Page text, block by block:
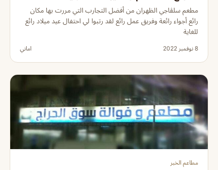
مطعم سلڤاجي الظهران من أفضل التجارب التي مررت بها مكان
رائع أجواء رائعة وفريق عمل رائع لقد رتبوا لي احتفال عيد ميلاد رائع
للغاية
8 نوفمبر 2022 اماني
مطاعم الخبر